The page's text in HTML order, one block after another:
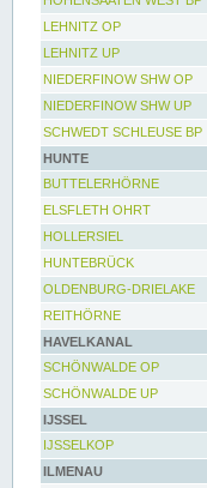
LEHNITZ OP
LEHNITZ UP
NIEDERFINOW SHW OP
NIEDERFINOW SHW UP
SCHWEDT SCHLEUSE BP
HUNTE
BUTTELERHÖRNE
ELSFLETH OHRT
HOLLERSIEL
HUNTEBRÜCK
OLDENBURG-DRIELAKE
REITHÖRNE
HAVELKANAL
SCHÖNWALDE OP
SCHÖNWALDE UP
IJSSEL
IJSSELKOP
ILMENAU